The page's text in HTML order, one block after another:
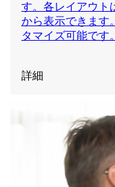
す。各レイアウト
から表示できます
タマイズ可能です。
詳細